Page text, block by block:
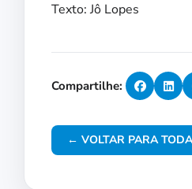
Texto: Jô Lopes
Compartilhe:
← VOLTAR PARA